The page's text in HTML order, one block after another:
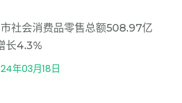
社会消费品零售总额508.97亿
长4.3%
年03月18日